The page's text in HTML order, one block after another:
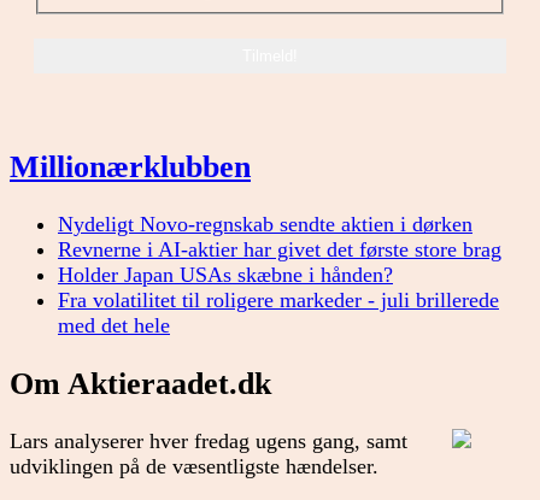
Millionærklubben
Nydeligt Novo-regnskab sendte aktien i dørken
Revnerne i AI-aktier har givet det første store brag
Holder Japan USAs skæbne i hånden?
Fra volatilitet til roligere markeder - juli brillerede
med det hele
Om Aktieraadet.dk
Lars analyserer hver fredag ugens gang, samt
udviklingen på de væsentligste hændelser.